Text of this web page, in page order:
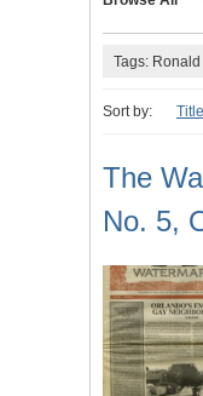
Tags:
Sort by: Title
The
No. 5,